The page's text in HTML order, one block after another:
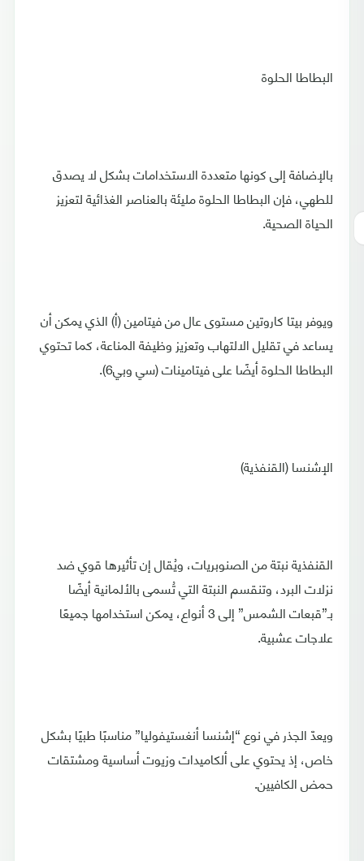
البطاطا الحلوة
بالإضافة إلى كونها متعددة الاستخدامات بشكل لا يصدق
للطهي، فإن البطاطا الحلوة مليئة بالعناصر الغذائية لتعزيز
الحياة الصحية.
ويوفر بيتا كاروتين مستوى عال من فيتامين (أ) الذي يمكن أن
يساعد في تقليل الالتهاب وتعزيز وظيفة المناعة، كما تحتوي
البطاطا الحلوة أيضًا على فيتامينات (سي وبي6).
الإشنسا (القنفذية)
القنفذية نبتة من الصنوبريات، ويُقال إن تأثيرها قوي ضد
نزلات البرد، وتنقسم النبتة التي تُسمى بالألمانية أيضًا
بـ”قبعات الشمس” إلى 3 أنواع، يمكن استخدامها جميعًا
علاجات عشبية.
ويعدّ الجذر في نوع “إشنسا أنغستيفوليا” مناسبًا طبيًا بشكل
خاص، إذ يحتوي على ألكاميدات وزيوت أساسية ومشتقات
حمض الكافيين.